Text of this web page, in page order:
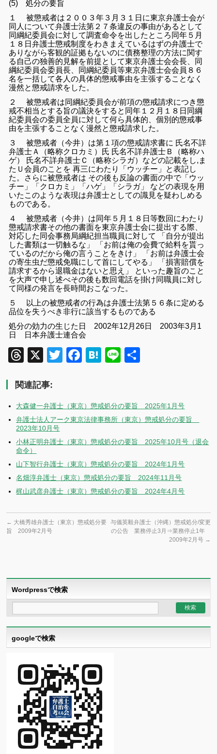
(5) 処分の要旨
１ 被懲戒者は２００３年３月３１日に東京弁護士会が
同人について弁護士法第２７条違反の事由があるとして
同綱紀委員会に対して調査命令を出したところ同年５月
１８日弁護士懲戒制度をわきまえているはずの弁護士で
ありながら客観的証拠もないのに債務整理の方法に関す
る自己の独善的見解を前提として東京弁護士会会長、同
綱紀委員会委員長、同綱紀委員等東京弁護士会会員８６
名を一括して各人の具体的懲戒事由を主張することなく
漫然と懲戒請求をした。
２ 被懲戒者は同綱紀委員会が前項の懲戒請求につき懲
戒不相当とする旨の議決をすると同年１２月１８日同綱
紀委員会の委員全員に対して何ら具体的、個別的懲戒事
由を主張することなく漫然と懲戒請求した。
３ 被懲戒者（今井）は第１項の懲戒請求書に 氏名不詳
弁護士Ａ（略称クロカミ）氏 氏名不詳弁護士Ｂ（略称ハ
ゲ） 氏名不詳弁護士Ｃ（略称シラガ）などの記載をし,ま
たＵ会員のことを 再三にわたり「ウッチー」と表記し
た。さらに被懲戒者は その後も反論の書面の中で「ウッ
チー」「クロカミ」「ハゲ」「シラガ」 などの表現を用
いたこのような表現は弁護士としての識見を疑わしめる
ものである。
４ 被懲戒者（今井）は同年５月１８日等数回にわたり
懲戒請求書その他の書面を東京弁護士会に提出する際、
対応した同会事務局綱紀担当職員に対して 「自分が提出
した書類は一切触るな」 「お前は俺の会費で給料を貰っ
ているのだから俺の言うことをきけ」 「お前は弁護士会
の寄生虫だ懲戒免職にして首にしてやる」 「損害賠償を
請求するから退職金はないと思え」 といった趣旨のこと
を大声で申し述べその後も数回電話を掛け同職員に対し
て同様の発言を長時間おこなった。
５ 以上の被懲戒者の行為は弁護士法第５６条に定める
品位を失うべき非行に該当するものである
処分の効力の生じた日 2002年12月26日 2003年3月1
日 日本弁護士連合会
Threads
X TwitterFacebook
Hatena
Line
関連記事:
大森健一弁護士（東京）懲戒処分の要旨 2025年1月号
弁護士法人アーク東京法律事務所（東京）懲戒処分の要旨
2023年10月号
小林正明弁護士（東京）懲戒処分の要旨 2025年10月号（退会
命令）
山下智行弁護士（東京）懲戒処分の要旨 2024年1月号
名畑淳弁護士（東京）懲戒処分の要旨 2024年11月号
梶山武彦弁護士（東京）懲戒処分の要旨 2024年4月号
← 大橋秀雄弁護士（東京）懲戒処分要
旨 2009年2月号
与儀英毅弁護士（沖縄）懲戒処分/変更
の公告 業務停止3月⇒業務停止1年
2009年2月号 →
Wordpressで検索
googleで検索